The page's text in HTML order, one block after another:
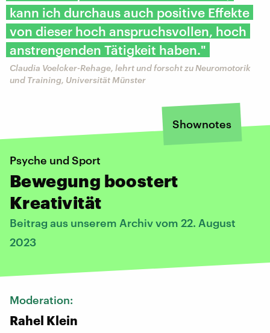
kann ich durchaus auch positive Effekte
von dieser hoch anspruchsvollen, hoch
anstrengenden Tätigkeit haben."
Claudia Voelcker-Rehage, lehrt und forscht zu Neuromotorik
und Training, Universität Münster
Shownotes
Psyche und Sport
Bewegung boostert
Kreativität
Beitrag aus unserem Archiv vom 22. August
2023
Moderation:
Rahel Klein